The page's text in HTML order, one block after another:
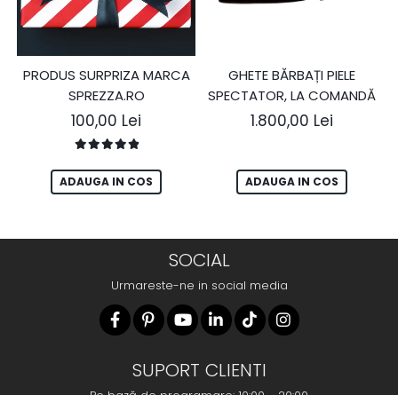
PRODUS SURPRIZA MARCA
SPREZZA.RO
100,00 Lei
ADAUGA IN COS
GHETE BĂRBAȚI PIELE
SPECTATOR, LA COMANDĂ
1.800,00 Lei
ADAUGA IN COS
SOCIAL
Urmareste-ne in social media
SUPORT CLIENTI